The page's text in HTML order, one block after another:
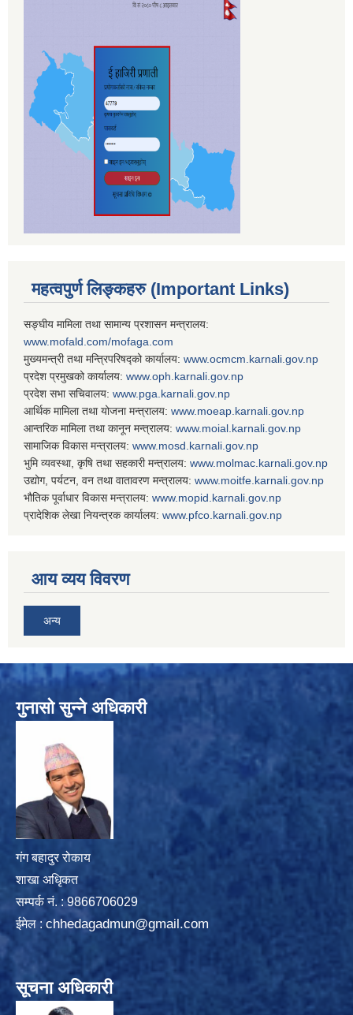
महत्वपुर्ण लिङ्कहरु (Important Links)
सङ्घीय मामिला तथा सामान्य प्रशासन मन्त्रालय:
www.mofald.com/mofaga.com
मुख्यमन्त्री तथा मन्त्रिपरिषद्को कार्यालय: www.ocmcm.karnali.gov.np
प्रदेश प्रमुखको कार्यालय: www.oph.karnali.gov.np
प्रदेश सभा सचिवालय: www. pga.karnali.gov.np
आर्थिक मामिला तथा योजना मन्त्रालय: www. moeap.karnali.gov.np
आन्तरिक मामिला तथा कानून मन्त्रालय: www. moial.karnali.gov.np
सामाजिक विकास मन्त्रालय: www. mosd.karnali.gov.np
भुमि व्यवस्था, कृषि तथा सहकारी मन्त्रालय: www. molmac.karnali.gov.np
उद्योग, पर्यटन, वन तथा वातावरण मन्त्रालय: www. moitfe.karnali.gov.np
भौतिक पूर्वाधार विकास मन्त्रालय: www. mopid.karnali.gov.np
प्रादेशिक लेखा नियन्त्रक कार्यालय: www. pfco.karnali.gov.np
आय व्यय विवरण
अन्य
गुनासो सुन्ने अधिकारी
गंग बहादुर रोकाय
शाखा अधिृकत
सम्पर्क न‌ं. : 9866706029
ईमेल : chhedagadmun@gmail.com
सूचना अधिकारी